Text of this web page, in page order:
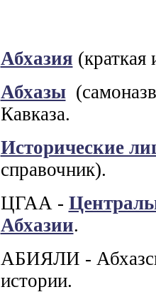
Абхазия (краткая
Абхазы
Кавказа.
Исторические
справочник).
ЦГАА -
Абхазии.
АБИЯЛИ -
истории.